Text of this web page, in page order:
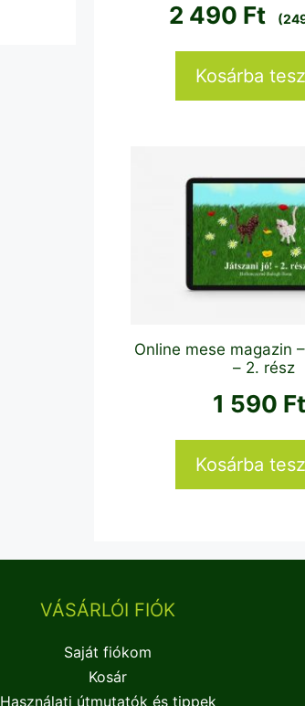
2 490 Ft
Kosárba
Online mese magazin
– 2. rész
1 590 Ft
Kosárba
VÁSÁRLÓI FIÓK
Saját fiókom
Kosár
Használati útmutatók és tippek